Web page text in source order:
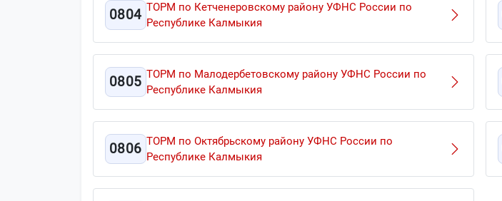
0804 ТОРМ по Кетченеровскому району УФНС России по
Республике Калмыкия
0805 ТОРМ по Малодербетовскому району УФНС России по
Республике Калмыкия
0806 ТОРМ по Октябрьскому району УФНС России по
Республике Калмыкия